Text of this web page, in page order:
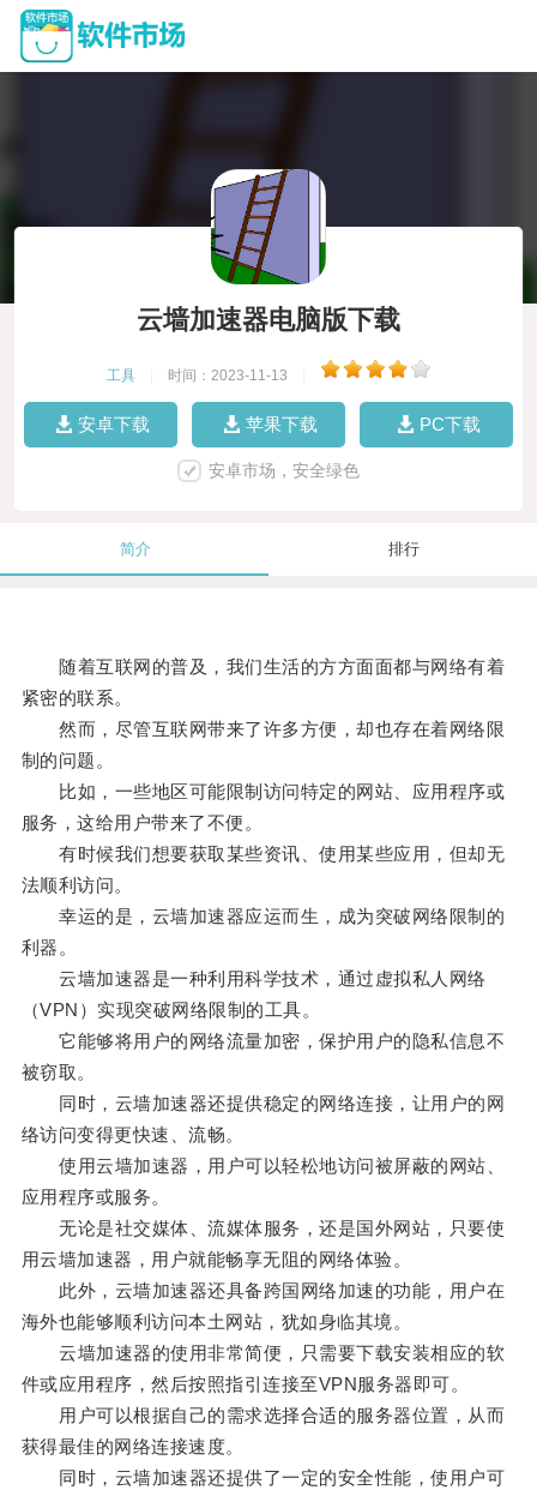
云墙加速器电脑版下载
工具 时间：2023-11-13
安卓下载 苹果下载 PC下载
安卓市场，安全绿色
简介 排行
随着互联网的普及，我们生活的方方面面都与网络有着
紧密的联系。
然而，尽管互联网带来了许多方便，却也存在着网络限
制的问题。
比如，一些地区可能限制访问特定的网站、应用程序或
服务，这给用户带来了不便。
有时候我们想要获取某些资讯、使用某些应用，但却无
法顺利访问。
幸运的是，云墙加速器应运而生，成为突破网络限制的
利器。
云墙加速器是一种利用科学技术，通过虚拟私人网络
（VPN）实现突破网络限制的工具。
它能够将用户的网络流量加密，保护用户的隐私信息不
被窃取。
同时，云墙加速器还提供稳定的网络连接，让用户的网
络访问变得更快速、流畅。
使用云墙加速器，用户可以轻松地访问被屏蔽的网站、
应用程序或服务。
无论是社交媒体、流媒体服务，还是国外网站，只要使
用云墙加速器，用户就能畅享无阻的网络体验。
此外，云墙加速器还具备跨国网络加速的功能，用户在
海外也能够顺利访问本土网站，犹如身临其境。
云墙加速器的使用非常简便，只需要下载安装相应的软
件或应用程序，然后按照指引连接至VPN服务器即可。
用户可以根据自己的需求选择合适的服务器位置，从而
获得最佳的网络连接速度。
同时，云墙加速器还提供了一定的安全性能，使用户可